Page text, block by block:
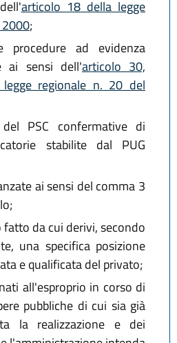
articolo 18 della legge
;
procedure ad evidenza
ai sensi dell'articolo 30,
regionale n. 20 del
PSC confermative di
stabilite dal PUG
ai sensi del comma 3
da cui derivi, secondo
una specifica posizione
e qualificata del privato;
all'esproprio in corso di
pubbliche di cui sia già
la realizzazione e dei